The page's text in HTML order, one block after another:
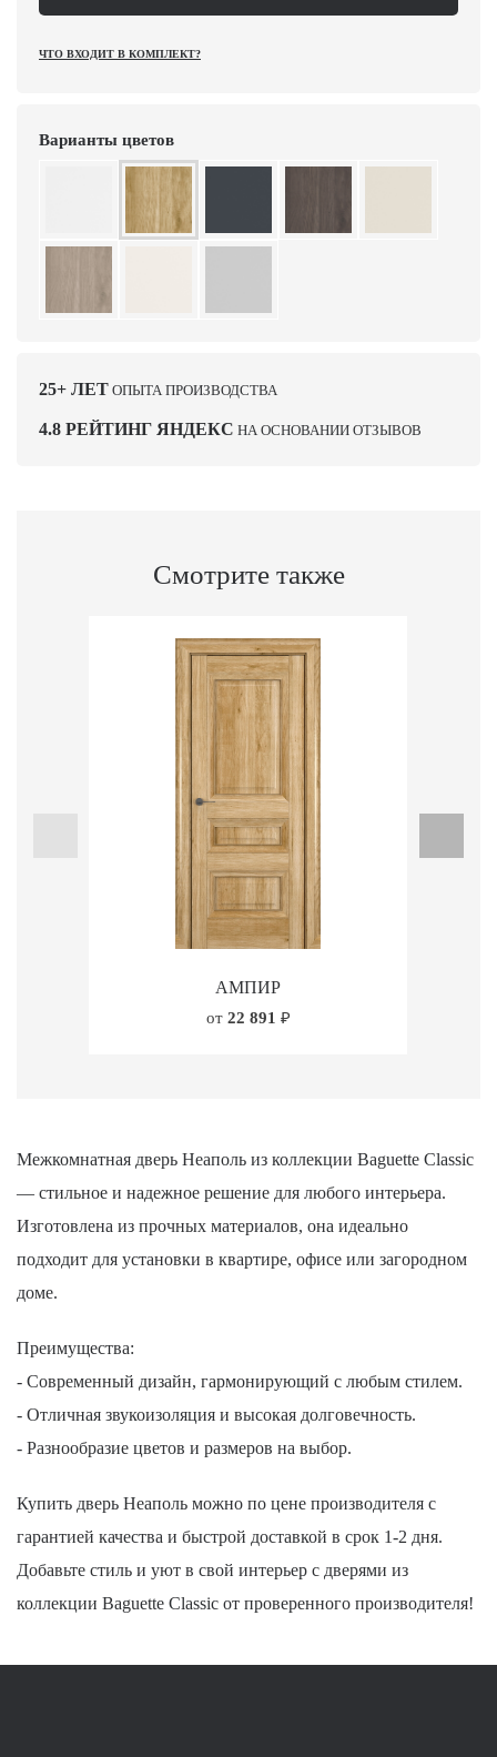
ЧТО ВХОДИТ В КОМПЛЕКТ?
Варианты цветов
25+ ЛЕТ ОПЫТА ПРОИЗВОДСТВА
4.8 РЕЙТИНГ ЯНДЕКС НА ОСНОВАНИИ ОТЗЫВОВ
Смотрите также
АМПИР
от 22 891 ₽
Межкомнатная дверь Неаполь из коллекции Baguette Classic
— стильное и надежное решение для любого интерьера.
Изготовлена из прочных материалов, она идеально
подходит для установки в квартире, офисе или загородном
доме.
Преимущества:
- Современный дизайн, гармонирующий с любым стилем.
- Отличная звукоизоляция и высокая долговечность.
- Разнообразие цветов и размеров на выбор.
Купить дверь Неаполь можно по цене производителя с
гарантией качества и быстрой доставкой в срок 1-2 дня.
Добавьте стиль и уют в свой интерьер с дверями из
коллекции Baguette Classic от проверенного производителя!